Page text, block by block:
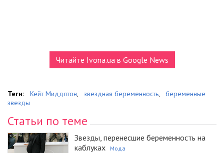
Читайте Ivona.ua в Google News
Теги: Кейт Миддлтон, звездная беременность,
беременные
звезды
Статьи по теме
Звезды, перенесшие беременность на
каблуках
Мода